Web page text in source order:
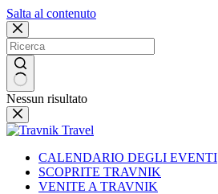
Salta al contenuto
Nessun risultato
CALENDARIO DEGLI EVENTI
SCOPRITE TRAVNIK
VENITE A TRAVNIK